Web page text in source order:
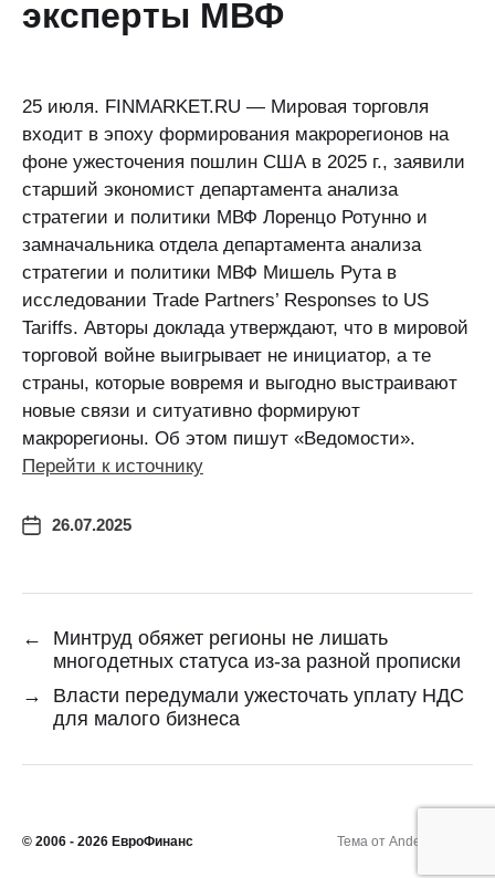
эксперты МВФ
25 июля. FINMARKET.RU — Мировая торговля
входит в эпоху формирования макрорегионов на
фоне ужесточения пошлин США в 2025 г., заявили
старший экономист департамента анализа
стратегии и политики МВФ Лоренцо Ротунно и
замначальника отдела департамента анализа
стратегии и политики МВФ Мишель Рута в
исследовании Trade Partners’ Responses to US
Tariffs. Авторы доклада утверждают, что в мировой
торговой войне выигрывает не инициатор, а те
страны, которые вовремя и выгодно выстраивают
новые связи и ситуативно формируют
макрорегионы. Об этом пишут «Ведомости».
Перейти к источнику
26.07.2025
←
Минтруд обяжет регионы не лишать
многодетных статуса из-за разной прописки
→
Власти передумали ужесточать уплату НДС
для малого бизнеса
© 2006 - 2026 ЕвроФинанс Тема от Anders Norén